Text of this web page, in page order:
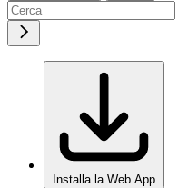
Installa la Web App